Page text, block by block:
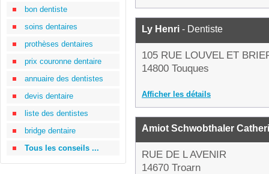
bon dentiste
soins dentaires
prothèses dentaires
prix couronne dentaire
annuaire des dentistes
devis dentaire
liste des dentistes
bridge dentaire
Tous les conseils ...
Ly Henri - Dentiste
105 RUE LOUVEL ET
14800 Touques
Afficher les détails
Amiot Schwobthaler
RUE DE L AVENIR
14670 Troarn